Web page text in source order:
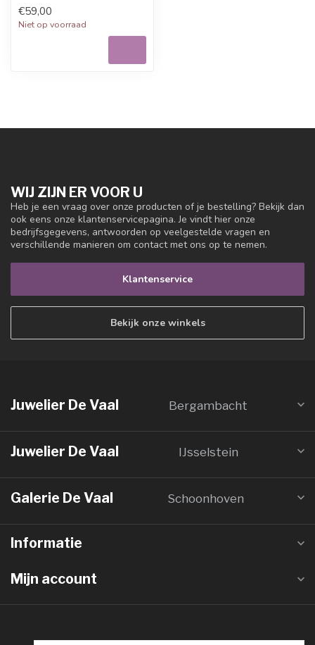
...
€59,00
Niet op voorraad
WIJ ZIJN ER VOOR U
Heb je een vraag over onze producten of je bestelling? Bekijk dan
ook eens onze klantenservicepagina. Je vindt hier onze
bedrijfsgegevens, antwoorden op veelgestelde vragen en
verschillende manieren om contact met ons op te nemen.
Klantenservice
Bekijk onze winkels
Juwelier De Vaal Bergambacht
Juwelier De Vaal IJsselstein
Galerie De Vaal Schoonhoven
Informatie
Mijn account